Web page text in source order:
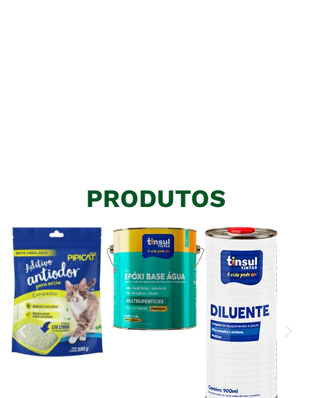
PRODUTOS